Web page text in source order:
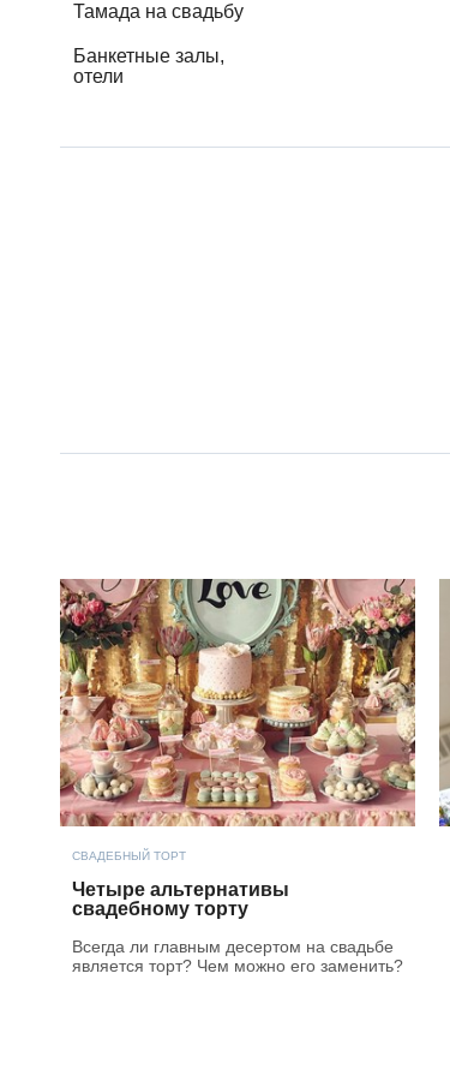
Тамада на свадьбу
Банкетные залы,
отели
СВАДЕБНЫЙ ТОРТ
Четыре альтернативы
свадебному торту
Всегда ли главным десертом на свадьбе
является торт? Чем можно его заменить?